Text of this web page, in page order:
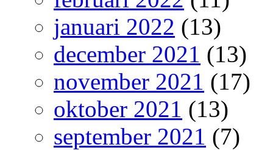
januari 2022 (13)
december 2021 (13)
november 2021 (17)
oktober 2021 (13)
september 2021 (7)